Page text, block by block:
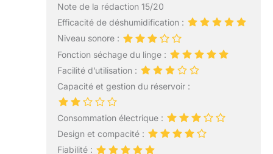
Note de la rédaction 15/20
Efficacité de déshumidification :
Niveau sonore :
Fonction séchage du linge :
Facilité d’utilisation :
Capacité et gestion du réservoir :
Consommation électrique :
Design et compacité :
Fiabilité :